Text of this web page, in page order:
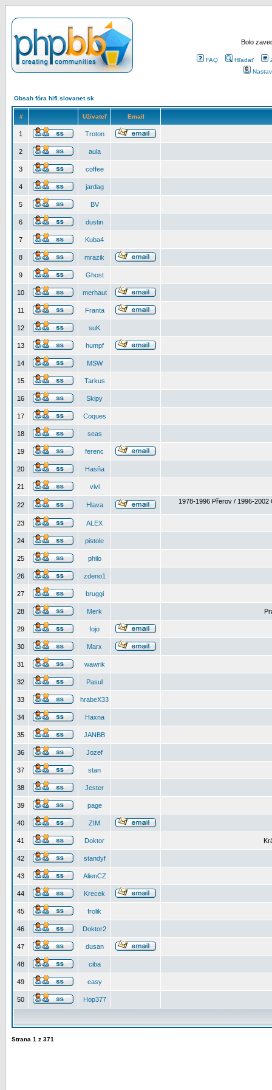
Bolo
FAQ Hľadať
Obsah fóra hifi.slovanet.sk
# Užívateľ Email
1 Troton
2 aula
3 coffee
4 jardag
5 BV
6 dustin
7 Kuba4
8 mrazik
9 Ghost
10 merhaut
11 Franta
12 suK
13 humpf
14 MSW
15 Tarkus
16 Skipy
17 Coques
18 seas
19 ferenc
20 Hasňa
21 vivi
22 Hlava 1978-1996 Přerov / 1996-2002
23 ALEX
24 pistole
25 philo
26 zdeno1
27 bruggi
28 Merk
29 fojo
30 Marx
31 wawrik
32 Pasul
33 hrabeX33
34 Haxna
35 JANBB
36 Jozef
37 stan
38 Jester
39 page
40 ZIM
41 Doktor
42 standyf
43 AlienCZ
44 Krecek
45 frolik
46 Doktor2
47 dusan
48 ciba
49 easy
50 Hop377
Strana 1 z 371